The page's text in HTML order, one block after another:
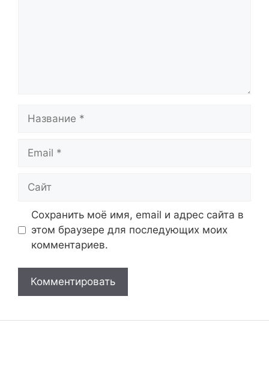
Сохранить моё имя, email и адрес сайта в
этом браузере для последующих моих
комментариев.